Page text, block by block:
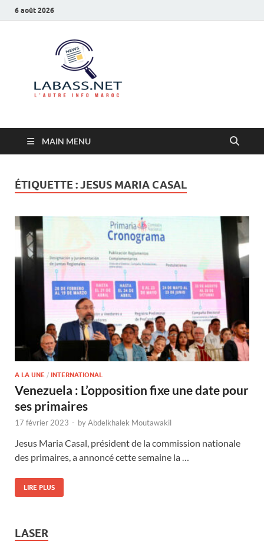
6 août 2026
MAIN MENU
ÉTIQUETTE :JESUS MARIA CASAL
A LA UNE / INTERNATIONAL
Venezuela : L’opposition fixe une date pour
ses primaires
17 février 2023 - byAbdelkhalek Moutawakil
Jesus Maria Casal, président de la commission nationale
des primaires, a annoncé cette semaine la …
LIRE PLUS
LASER